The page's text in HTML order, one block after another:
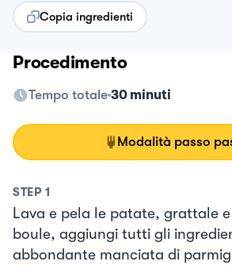
Copia ingredienti
Procedimento
Tempo totale 30 minuti
Modalità passo
STEP 1
Lava e pela le patate, grattale
boule, aggiungi tutti gli
abbondante manciata di